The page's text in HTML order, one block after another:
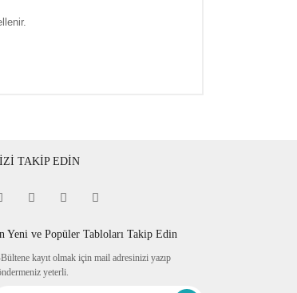
TAKİP EDİN
Yeni ve Popüler Tabloları Takip Edin
kayıt olmak için mail adresinizi yazıp
yeterli.